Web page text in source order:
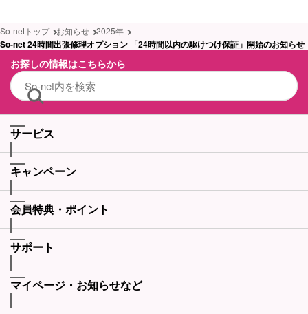
So-netトップ お知らせ 2025年
So-net 24時間出張修理オプション 「24時間以内の駆けつけ保証」開始のお知らせ
お探しの情報はこちらから
サービス
キャンペーン
会員特典・ポイント
サポート
マイページ・お知らせなど